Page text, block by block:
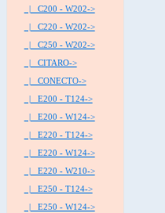
|_ C200 - W202->
|_ C220 - W202->
|_ C250 - W202->
|_ CITARO->
|_ CONECTO->
|_ E200 - T124->
|_ E200 - W124->
|_ E220 - T124->
|_ E220 - W124->
|_ E220 - W210->
|_ E250 - T124->
|_ E250 - W124->